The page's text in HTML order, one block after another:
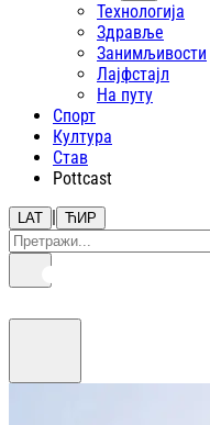
Технологија
Здравље
Занимљивости
Лајфстajл
На путу
Спорт
Култура
Став
Pottcast
LAT | ЋИР